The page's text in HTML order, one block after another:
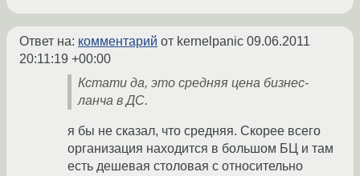
Ответ на: комментарий от kernelpanic 09.06.2011
20:11:19 +00:00
Кстати да, это средняя цена бизнес-
ланча в ДС.
я бы не сказал, что средняя. Скорее всего
организация находится в большом БЦ и там
есть дешевая столовая с относительно